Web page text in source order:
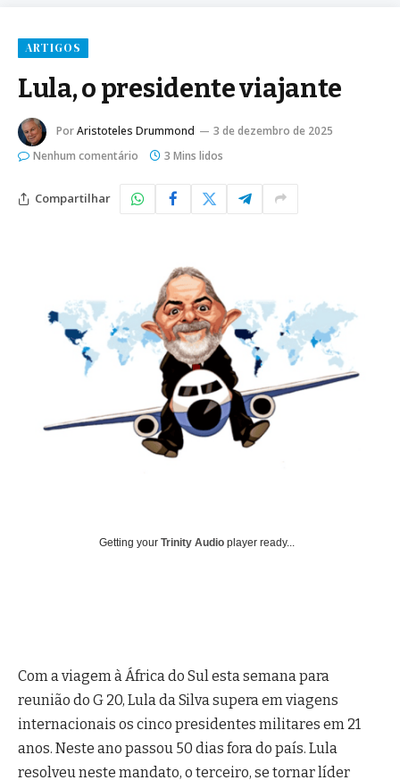
ARTIGOS
Lula, o presidente viajante
PorAristoteles Drummond
3 de dezembro de 2025
Nenhum comentário
3 Mins lidos
Compartilhar
Getting your Trinity Audio player ready...
Com a viagem à África do Sul esta semana para
reunião do G 20, Lula da Silva supera em viagens
internacionais os cinco presidentes militares em 21
anos. Neste ano passou 50 dias fora do país. Lula
resolveu neste mandato, o terceiro, se tornar líder